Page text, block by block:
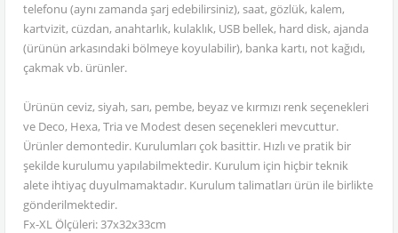
telefonu (aynı zamanda şarj edebilirsiniz), saat, gözlük, kalem,
kartvizit, cüzdan, anahtarlık, kulaklık, USB bellek, hard disk, ajanda
(ürünün arkasındaki bölmeye koyulabilir), banka kartı, not kağıdı,
çakmak vb. ürünler.
Ürünün ceviz, siyah, sarı, pembe, beyaz ve kırmızı renk seçenekleri
ve Deco, Hexa, Tria ve Modest desen seçenekleri mevcuttur.
Ürünler demontedir. Kurulumları çok basittir. Hızlı ve pratik bir
şekilde kurulumu yapılabilmektedir. Kurulum için hiçbir teknik
alete ihtiyaç duyulmamaktadır. Kurulum talimatları ürün ile birlikte
gönderilmektedir.
Fx-XL Ölçüleri: 37x32x33cm